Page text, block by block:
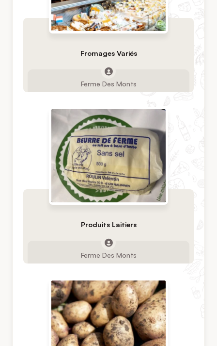
Fromages Variés
Ferme Des Monts
Produits Laitiers
Ferme Des Monts